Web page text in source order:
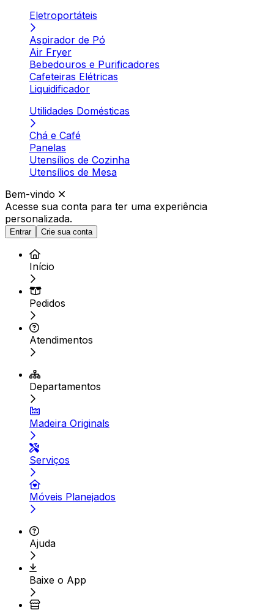
Eletroportáteis
Aspirador de Pó
Air Fryer
Bebedouros e Purificadores
Cafeteiras Elétricas
Liquidificador
Utilidades Domésticas
Chá e Café
Panelas
Utensílios de Cozinha
Utensílios de Mesa
Bem-vindo
Acesse sua conta para ter uma experiência
personalizada.
Entrar Crie sua conta
Início
Pedidos
Atendimentos
Departamentos
Madeira Originals
Serviços
Móveis Planejados
Ajuda
Baixe o App